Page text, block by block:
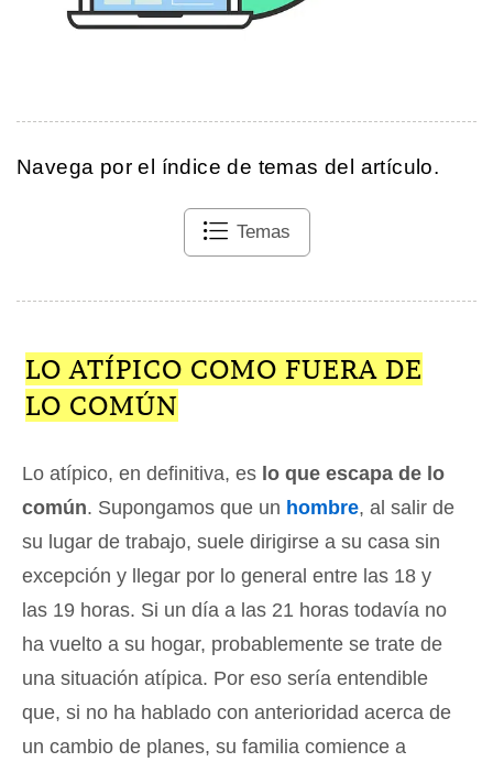
Navega por el índice de temas del artículo.
Temas
LO ATÍPICO COMO FUERA DE
LO COMÚN
Lo atípico, en definitiva, es lo que escapa de lo
común. Supongamos que un hombre, al salir de
su lugar de trabajo, suele dirigirse a su casa sin
excepción y llegar por lo general entre las 18 y
las 19 horas. Si un día a las 21 horas todavía no
ha vuelto a su hogar, probablemente se trate de
una situación atípica. Por eso sería entendible
que, si no ha hablado con anterioridad acerca de
un cambio de planes, su familia comience a